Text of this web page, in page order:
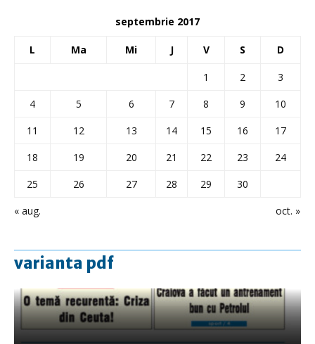
septembrie 2017
L Ma Mi J V S D
« aug. oct. »
1 2
3
4
5 6 7 8 9
10
11
12 13 14 15 16
17
18
19 20 21 22 23
24
25
26 27 28 29 30
varianta pdf